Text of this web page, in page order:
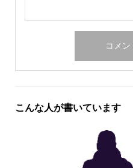
こんな人が書いています